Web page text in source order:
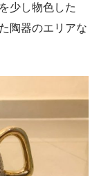
少し物色した
陶器のエリアな